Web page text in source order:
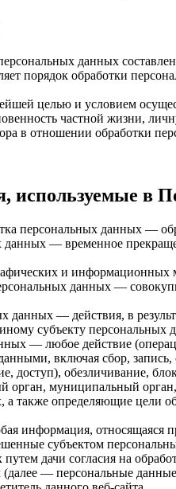
данных
порядок обработки
целью и условием
частной жизни,
в отношении обработки
используемые в
персональных данных —
— временное
и информационных
данных —
данных — действия, в
субъекту персональных
— любое действие
включая сбор,
доступ), обезличивание,
орган, муниципальный
а также определяющие цели
информация, относящаяся
субъектом
дачи согласия на
— персональные